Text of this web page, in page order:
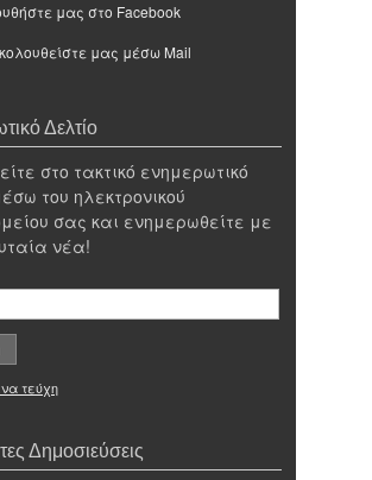
μας στο Facebook
μας μέσω Mail
Δελτίο
στο τακτικό ενημερωτικό
του ηλεκτρονικού
σας και ενημερωθείτε με
νέα!
τεύχη
Δημοσιεύσεις